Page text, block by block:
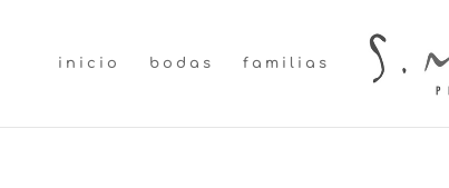
inicio bodas familias